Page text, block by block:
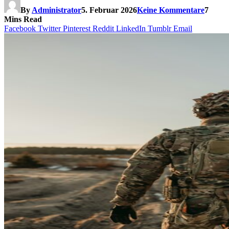
By Administrator5. Februar 2026Keine Kommentare7
Mins Read
Facebook Twitter Pinterest Reddit LinkedIn Tumblr Email